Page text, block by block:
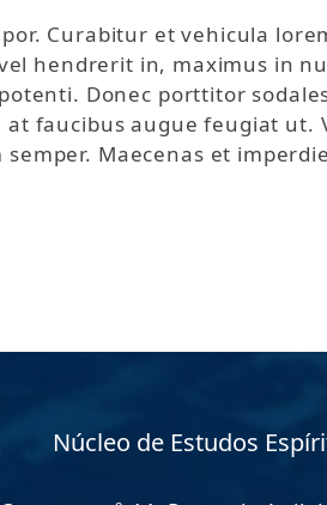
Curabitur et vehicula
hendrerit in, maximus in
Donec porttitor
faucibus augue feugiat
Maecenas et
Núcleo de Estudos